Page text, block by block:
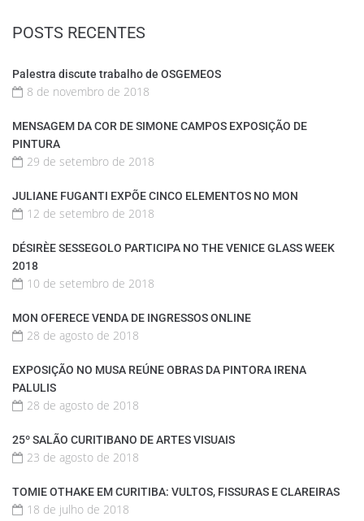
POSTS RECENTES
Palestra discute trabalho de OSGEMEOS
8 de novembro de 2018
MENSAGEM DA COR DE SIMONE CAMPOS EXPOSIÇÃO DE
PINTURA
29 de setembro de 2018
JULIANE FUGANTI EXPÕE CINCO ELEMENTOS NO MON
12 de setembro de 2018
DÉSIRÈE SESSEGOLO PARTICIPA NO THE VENICE GLASS WEEK
2018
10 de setembro de 2018
MON OFERECE VENDA DE INGRESSOS ONLINE
28 de agosto de 2018
EXPOSIÇÃO NO MUSA REÚNE OBRAS DA PINTORA IRENA
PALULIS
28 de agosto de 2018
25º SALÃO CURITIBANO DE ARTES VISUAIS
23 de agosto de 2018
TOMIE OTHAKE EM CURITIBA: VULTOS, FISSURAS E CLAREIRAS
18 de julho de 2018